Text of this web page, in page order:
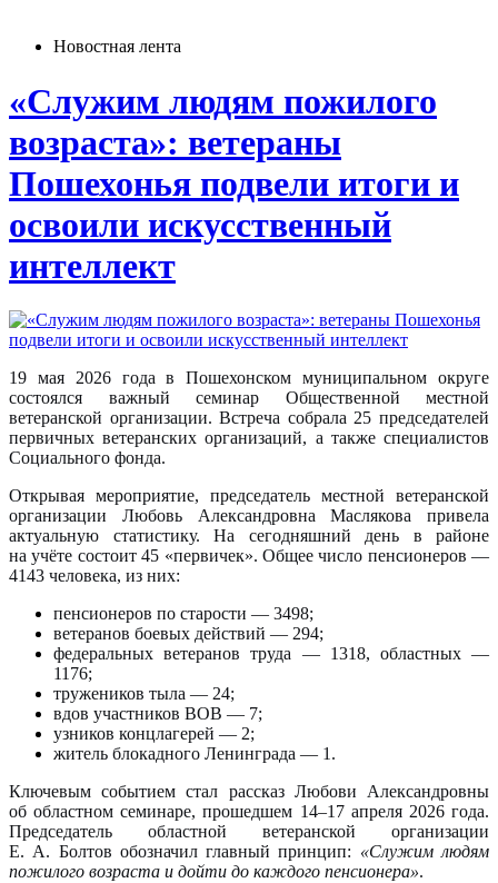
Новостная лента
«Служим людям пожилого
возраста»: ветераны
Пошехонья подвели итоги и
освоили искусственный
интеллект
19 мая 2026 года в Пошехонском муниципальном округе
состоялся важный семинар Общественной местной
ветеранской организации. Встреча собрала 25 председателей
первичных ветеранских организаций, а также специалистов
Социального фонда.
Открывая мероприятие, председатель местной ветеранской
организации Любовь Александровна Маслякова привела
актуальную статистику. На сегодняшний день в районе
на учёте состоит 45 «первичек». Общее число пенсионеров —
4143 человека, из них:
пенсионеров по старости — 3498;
ветеранов боевых действий — 294;
федеральных ветеранов труда — 1318, областных —
1176;
тружеников тыла — 24;
вдов участников ВОВ — 7;
узников концлагерей — 2;
житель блокадного Ленинграда — 1.
Ключевым событием стал рассказ Любови Александровны
об областном семинаре, прошедшем 14–17 апреля 2026 года.
Председатель областной ветеранской организации
Е. А. Болтов обозначил главный принцип: «Служим людям
пожилого возраста и дойти до каждого пенсионера».